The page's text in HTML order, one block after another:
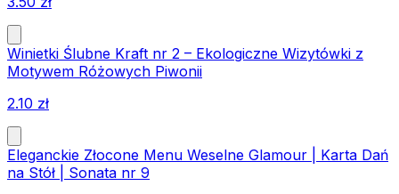
Winietki Ślubne Kraft nr 2 – Ekologiczne Wizytówki z
Motywem Różowych Piwonii
2.10 zł
Eleganckie Złocone Menu Weselne Glamour | Karta Dań
na Stół | Sonata nr 9